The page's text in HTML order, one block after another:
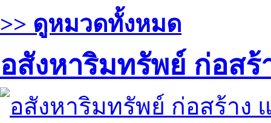
>> ดูหมวดทั้งหมด
อสังหาริมทรัพย์ ก่อส